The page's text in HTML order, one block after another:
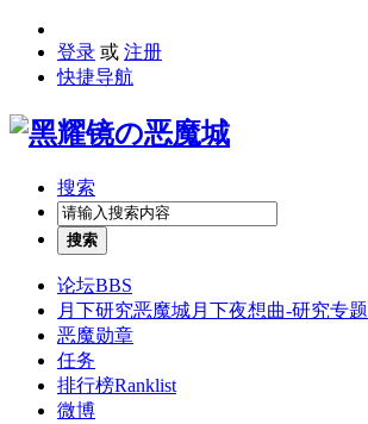
登录 或 注册
快捷导航
搜索
搜索
论坛BBS
月下研究恶魔城月下夜想曲-研究专题
恶魔勋章
任务
排行榜Ranklist
微博